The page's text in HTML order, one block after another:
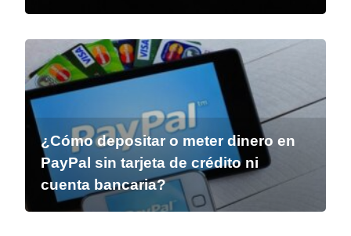
¿Cómo depositar o meter dinero en
PayPal sin tarjeta de crédito ni
cuenta bancaria?